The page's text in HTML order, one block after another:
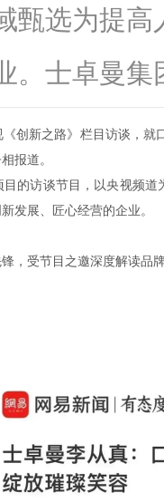
甄选为提
。士卓曼
创新之路》栏目访谈，
报道。
目的访谈节目，以央视频
发展、匠心经营的企业。
，受节目之邀深度解读品